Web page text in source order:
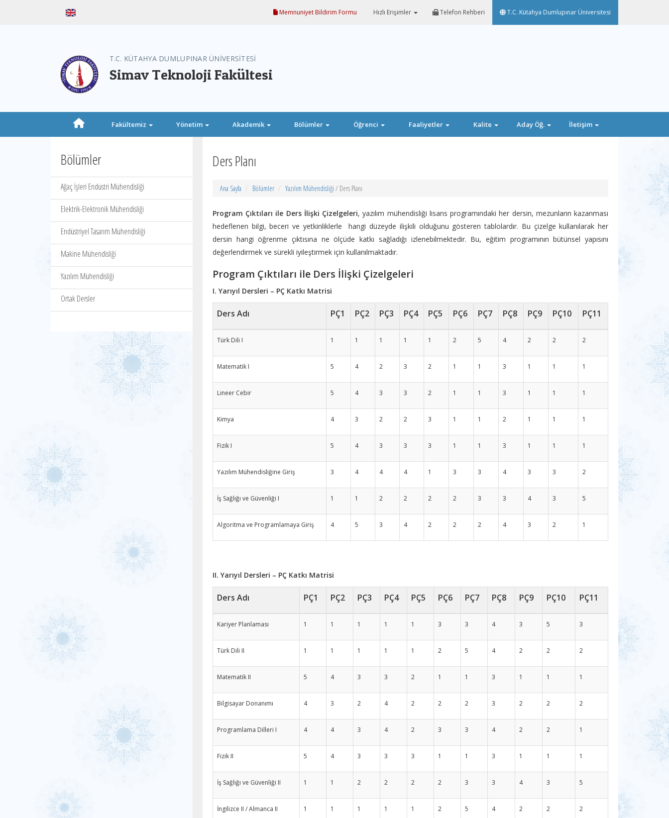
Memnuniyet Bildirim Formu Hızlı Erişimler Telefon Rehberi T.C. Kütahya Dumlupınar Üniversitesi
T.C. KÜTAHYA DUMLUPINAR ÜNİVERSİTESİ
Simav Teknoloji Fakültesi
Fakültemiz Yönetim Akademik Bölümler Öğrenci Faaliyetler Kalite Aday Öğ. İletişim
Bölümler
Ağaç İşleri Endüstri Mühendisliği
Elektrik-Elektronik Mühendisliği
Endüstriyel Tasarım Mühendisliği
Makine Mühendisliği
Yazılım Mühendisliği
Ortak Dersler
Ders Planı
Ana Sayfa Bölümler Yazılım Mühendisliği / Ders Planı
Program Çıktıları ile Ders İlişki Çizelgeleri, yazılım mühendisliği lisans programındaki her dersin, mezunların kazanması
hedeflenen bilgi, beceri ve yetkinliklerle hangi düzeyde ilişkili olduğunu gösteren tablolardır. Bu çizelge kullanılarak her
dersin hangi öğrenme çıktısına ne ölçüde katkı sağladığı izlenebilmektedir. Bu, eğitim programının bütünsel yapısını
değerlendirmek ve sürekli iyileştirmek için kullanılmaktadır.
Program Çıktıları ile Ders İlişki Çizelgeleri
I. Yarıyıl Dersleri – PÇ Katkı Matrisi
Ders Adı PÇ1 PÇ2 PÇ3 PÇ4 PÇ5 PÇ6 PÇ7 PÇ8 PÇ9 PÇ10 PÇ11
Türk Dili I 1 1 1 1 1 2 5 4 2 2 2
Matematik I 5 4 2 3 2 1 1 3 1 1 1
Lineer Cebir 5 4 3 3 2 1 1 3 1 1 1
Kimya 4 3 2 2 3 1 1 2 1 1 1
Fizik I 5 4 3 3 3 1 1 3 1 1 1
Yazılım Mühendisliğine Giriş 3 4 4 4 1 3 3 4 3 3 2
İş Sağlığı ve Güvenliği I 1 1 2 2 2 2 3 3 4 3 5
Algoritma ve Programlamaya Giriş 4 5 3 4 2 2 2 4 3 2 1
II. Yarıyıl Dersleri – PÇ Katkı Matrisi
Ders Adı PÇ1 PÇ2 PÇ3 PÇ4 PÇ5 PÇ6 PÇ7 PÇ8 PÇ9 PÇ10 PÇ11
Kariyer Planlaması 1 1 1 1 1 3 3 4 3 5 3
Türk Dili II 1 1 1 1 1 2 5 4 2 2 2
Matematik II 5 4 3 3 2 1 1 3 1 1 1
Bilgisayar Donanımı 4 3 2 4 2 2 2 3 2 2 2
Programlama Dilleri I 4 4 3 4 2 3 3 4 2 2 1
Fizik II 5 4 3 3 3 1 1 3 1 1 1
İş Sağlığı ve Güvenliği II 1 1 2 2 2 2 3 3 4 3 5
İngilizce II / Almanca II 1 1 1 1 1 2 5 4 2 2 2